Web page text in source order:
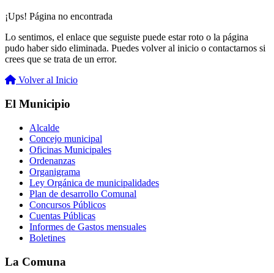
¡Ups! Página no encontrada
Lo sentimos, el enlace que seguiste puede estar roto o la página
pudo haber sido eliminada. Puedes volver al inicio o contactarnos si
crees que se trata de un error.
Volver al Inicio
El Municipio
Alcalde
Concejo municipal
Oficinas Municipales
Ordenanzas
Organigrama
Ley Orgánica de municipalidades
Plan de desarrollo Comunal
Concursos Públicos
Cuentas Públicas
Informes de Gastos mensuales
Boletines
La Comuna